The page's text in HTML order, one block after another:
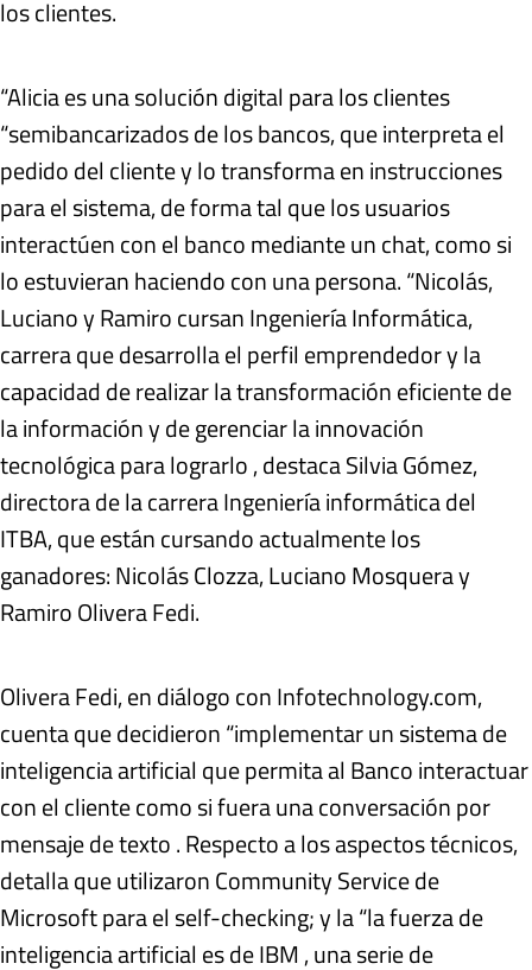
los clientes.
“Alicia es una solución digital para los clientes
“semibancarizados de los bancos, que interpreta el
pedido del cliente y lo transforma en instrucciones
para el sistema, de forma tal que los usuarios
interactúen con el banco mediante un chat, como si
lo estuvieran haciendo con una persona. “Nicolás,
Luciano y Ramiro cursan Ingeniería Informática,
carrera que desarrolla el perfil emprendedor y la
capacidad de realizar la transformación eficiente de
la información y de gerenciar la innovación
tecnológica para lograrlo , destaca Silvia Gómez,
directora de la carrera Ingeniería informática del
ITBA, que están cursando actualmente los
ganadores: Nicolás Clozza, Luciano Mosquera y
Ramiro Olivera Fedi.
Olivera Fedi, en diálogo con Infotechnology.com,
cuenta que decidieron “implementar un sistema de
inteligencia artificial que permita al Banco interactuar
con el cliente como si fuera una conversación por
mensaje de texto . Respecto a los aspectos técnicos,
detalla que utilizaron Community Service de
Microsoft para el self-checking; y la “la fuerza de
inteligencia artificial es de IBM , una serie de